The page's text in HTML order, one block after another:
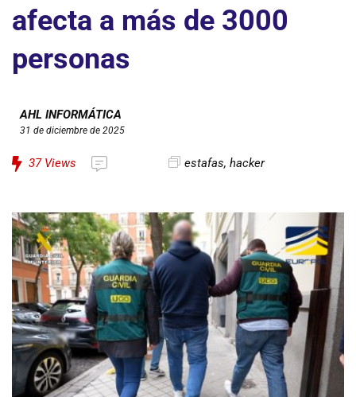
afecta a más de 3000
personas
AHL INFORMÁTICA
31 de diciembre de 2025
37Views estafas, hacker